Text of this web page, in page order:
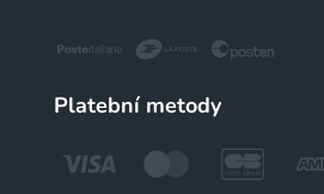
Platební metody